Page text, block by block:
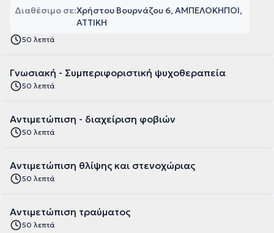
Διαθέσιμο σε:Χρήστου Βουρνάζου 6, ΑΜΠΕΛΟΚΗΠΟΙ,
ΑΤΤΙΚΗ
50 λεπτά
Γνωσιακή - Συμπεριφοριστική ψυχοθεραπεία
50 λεπτά
Αντιμετώπιση - διαχείριση φοβιών
50 λεπτά
Αντιμετώπιση θλίψης και στενοχώριας
50 λεπτά
Αντιμετώπιση τραύματος
50 λεπτά